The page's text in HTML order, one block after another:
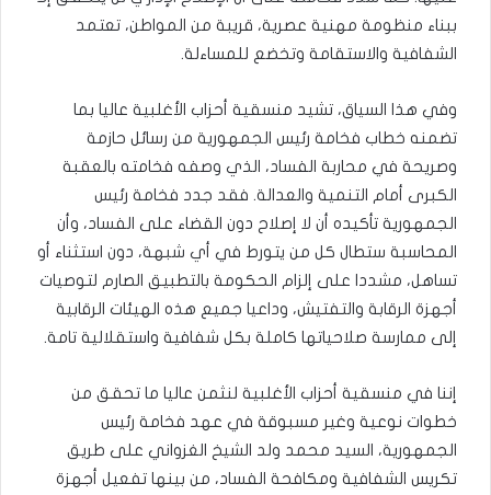
ببناء منظومة مهنية عصرية، قريبة من المواطن، تعتمد
الشفافية والاستقامة وتخضع للمساءلة.
وفي هذا السياق، تشيد منسقية أحزاب الأغلبية عاليا بما
تضمنه خطاب فخامة رئيس الجمهورية من رسائل حازمة
وصريحة في محاربة الفساد، الذي وصفه فخامته بالعقبة
الكبرى أمام التنمية والعدالة. فقد جدد فخامة رئيس
الجمهورية تأكيده أن لا إصلاح دون القضاء على الفساد، وأن
المحاسبة ستطال كل من يتورط في أي شبهة، دون استثناء أو
تساهل، مشددا على إلزام الحكومة بالتطبيق الصارم لتوصيات
أجهزة الرقابة والتفتيش، وداعيا جميع هذه الهيئات الرقابية
إلى ممارسة صلاحياتها كاملة بكل شفافية واستقلالية تامة.
إننا في منسقية أحزاب الأغلبية لنثمن عاليا ما تحقق من
خطوات نوعية وغير مسبوقة في عهد فخامة رئيس
الجمهورية، السيد محمد ولد الشيخ الغزواني على طريق
تكريس الشفافية ومكافحة الفساد، من بينها تفعيل أجهزة